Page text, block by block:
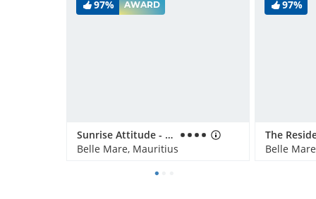
97% AWARD
Sunrise Attitude - Adults Only
Belle Mare, Mauritius
97%
Belle